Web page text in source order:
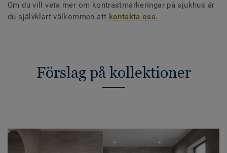
Om du vill veta mer om kontrastmarkeringar på sjukhus är
du självklart välkommen att kontakta oss.
Förslag på kollektioner